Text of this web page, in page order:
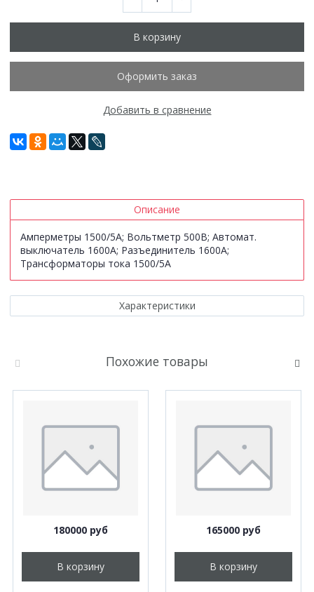
В корзину
Оформить заказ
Добавить в сравнение
Описание
Амперметры 1500/5А; Вольтметр 500В; Автомат.
выключатель 1600А; Разъединитель 1600А;
Трансформаторы тока 1500/5А
Характеристики
Похожие товары
180000 руб
В корзину
165000 руб
В корзину